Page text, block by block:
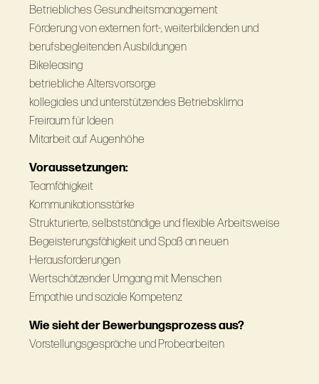
Betriebliches Gesundheitsmanagement
Förderung von externen fort-, weiterbildenden und
berufsbegleitenden Ausbildungen
Bikeleasing
betriebliche Altersvorsorge
kollegiales und unterstützendes Betriebsklima
Freiraum für Ideen
Mitarbeit auf Augenhöhe
Voraussetzungen:
Teamfähigkeit
Kommunikationsstärke
Strukturierte, selbstständige und flexible Arbeitsweise
Begeisterungsfähigkeit und Spaß an neuen
Herausforderungen
Wertschätzender Umgang mit Menschen
Empathie und soziale Kompetenz
Wie sieht der Bewerbungsprozess aus?
Vorstellungsgespräche und Probearbeiten